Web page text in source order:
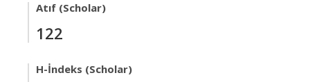
Atıf (Scholar)
122
H-İndeks (Scholar)